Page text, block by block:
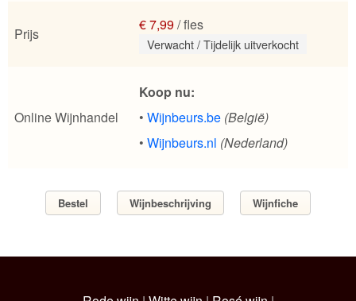
Prijs
€ 7,99/ fles
Verwacht / Tijdelijk uitverkocht
Online Wijnhandel
Koop nu:
• Wijnbeurs.be (België)
• Wijnbeurs.nl (Nederland)
Bestel Wijnbeschrijving Wijnfiche